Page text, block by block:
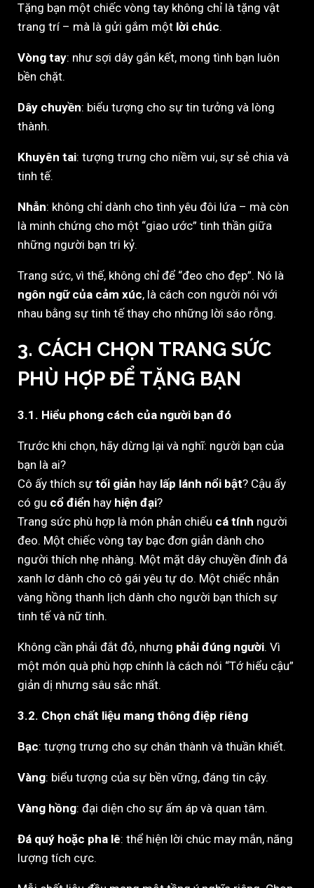
Tặng bạn một chiếc vòng tay không chỉ là tặng vật
trang trí – mà là gửi gắm một lời chúc.
Vòng tay: như sợi dây gắn kết, mong tình bạn luôn
bền chặt.
Dây chuyền: biểu tượng cho sự tin tưởng và lòng
thành.
Khuyên tai: tượng trưng cho niềm vui, sự sẻ chia và
tinh tế.
Nhẫn: không chỉ dành cho tình yêu đôi lứa – mà còn
là minh chứng cho một “giao ước” tinh thần giữa
những người bạn tri kỷ.
Trang sức, vì thế, không chỉ để “đeo cho đẹp”. Nó là
ngôn ngữ của cảm xúc, là cách con người nói với
nhau bằng sự tinh tế thay cho những lời sáo rỗng.
3. CÁCH CHỌN TRANG SỨC
PHÙ HỢP ĐỂ TẶNG BẠN
3.1. Hiểu phong cách của người bạn đó
Trước khi chọn, hãy dừng lại và nghĩ: người bạn của
bạn là ai?
Cô ấy thích sự tối giản hay lấp lánh nổi bật? Cậu ấy
có gu cổ điển hay hiện đại?
Trang sức phù hợp là món phản chiếu cá tính người
đeo. Một chiếc vòng tay bạc đơn giản dành cho
người thích nhẹ nhàng. Một mặt dây chuyền đính đá
xanh lơ dành cho cô gái yêu tự do. Một chiếc nhẫn
vàng hồng thanh lịch dành cho người bạn thích sự
tinh tế và nữ tính.
Không cần phải đắt đỏ, nhưng phải đúng người. Vì
một món quà phù hợp chính là cách nói “Tớ hiểu cậu”
giản dị nhưng sâu sắc nhất.
3.2. Chọn chất liệu mang thông điệp riêng
Bạc: tượng trưng cho sự chân thành và thuần khiết.
Vàng: biểu tượng của sự bền vững, đáng tin cậy.
Vàng hồng: đại diện cho sự ấm áp và quan tâm.
Đá quý hoặc pha lê: thể hiện lời chúc may mắn, năng
lượng tích cực.